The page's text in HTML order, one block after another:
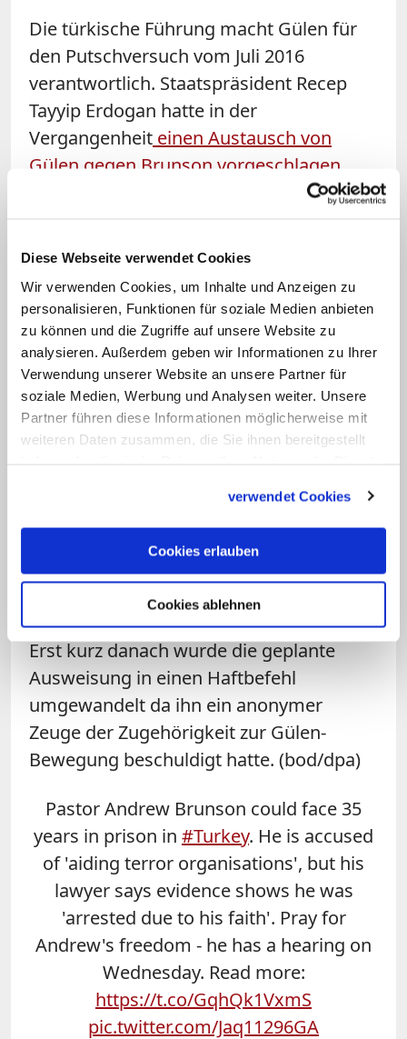
Diese Webseite verwendet Cookies
Wir verwenden Cookies, um Inhalte und Anzeigen zu
personalisieren, Funktionen für soziale Medien anbieten
zu können und die Zugriffe auf unsere Website zu
analysieren. Außerdem geben wir Informationen zu Ihrer
Verwendung unserer Website an unsere Partner für
soziale Medien, Werbung und Analysen weiter. Unsere
Partner führen diese Informationen möglicherweise mit
weiteren Daten zusammen, die Sie ihnen bereitgestellt
verwendet Cookies
Cookies erlauben
Cookies ablehnen
Die türkische Führung macht Gülen für
den Putschversuch vom Juli 2016
verantwortlich. Staatspräsident Recep
Tayyip Erdogan hatte in der
Vergangenheit einen Austausch von
Gülen gegen Brunson vorgeschlagen
Regierung dazu aufgerufen, "diesen Fall
fairen Weise zu lösen." Der Fall belastet
die Beziehungen zwischen Ankara und
Washington schwer.
Brunson lebt seit über 20 Jahren in der
Türkei und stand bis zu seiner
"Auferstehungskirche" in Izmir vor. Im
Abschiebehaft, da er mit finanziellen
Mitteln aus dem Ausland missionarische
Initiativen ins Leben gerufen und damit
die Staatsicherheit gefährdet haben solle.
Erst kurz danach wurde die geplante
Ausweisung in einen Haftbefehl
umgewandelt da ihn ein anonymer
Zeuge der Zugehörigkeit zur Gülen-
Bewegung beschuldigt hatte. (bod/dpa)
Pastor Andrew Brunson could face 35
years in prison in #Turkey. He is accused
of 'aiding terror organisations', but his
lawyer says evidence shows he was
'arrested due to his faith'. Pray for
Andrew's freedom - he has a hearing on
Wednesday. Read more:
https://t.co/GqhQk1VxmS
pic.twitter.com/Jaq11296GA